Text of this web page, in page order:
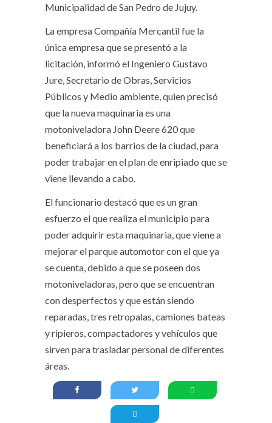
Municipalidad de San Pedro de Jujuy.
La empresa Compañía Mercantil fue la
única empresa que se presentó a la
licitación, informó el Ingeniero Gustavo
Jure, Secretario de Obras, Servicios
Públicos y Medio ambiente, quien precisó
que la nueva maquinaria es una
motoniveladora John Deere 620 que
beneficiará a los barrios de la ciudad, para
poder trabajar en el plan de enripiado que se
viene llevando a cabo.
El funcionario destacó que es un gran
esfuerzo el que realiza el municipio para
poder adquirir esta maquinaria, que viene a
mejorar el parque automotor con el que ya
se cuenta, debido a que se poseen dos
motoniveladoras, pero que se encuentran
con desperfectos y que están siendo
reparadas, tres retropalas, camiones bateas
y ripieros, compactadores y vehículos que
sirven para trasladar personal de diferentes
áreas.